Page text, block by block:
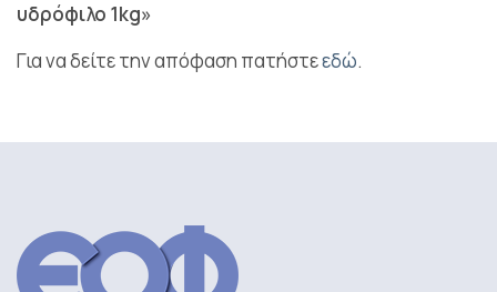
υδρόφιλο 1kg»
Για να δείτε την απόφαση πατήστεεδώ.